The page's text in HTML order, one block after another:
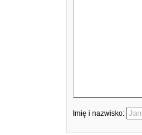
Imię i nazwisko: